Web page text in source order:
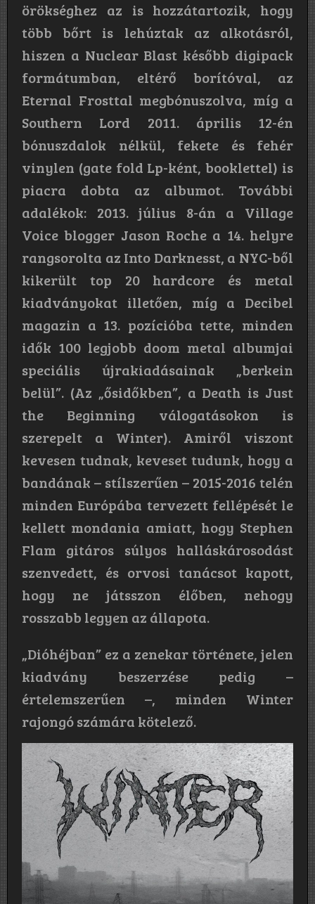
örökséghez az is hozzátartozik, hogy
több bőrt is lehúztak az alkotásról,
hiszen a Nuclear Blast később digipack
formátumban, eltérő borítóval, az
Eternal Frosttal megbónuszolva, míg a
Southern Lord 2011. április 12-én
bónuszdalok nélkül, fekete és fehér
vinylen (gate fold Lp-ként, booklettel) is
piacra dobta az albumot. További
adalékok: 2013. július 8-án a Village
Voice blogger Jason Roche a 14. helyre
rangsorolta az Into Darknesst, a NYC-ből
kikerült top 20 hardcore és metal
kiadványokat illetően, míg a Decibel
magazin a 13. pozícióba tette, minden
idők 100 legjobb doom metal albumjai
speciális újrakiadásainak „berkein
belül”. (Az „ősidőkben”, a Death is Just
the Beginning válogatásokon is
szerepelt a Winter). Amiről viszont
kevesen tudnak, keveset tudunk, hogy a
bandának – stílszerűen – 2015-2016 telén
minden Európába tervezett fellépését le
kellett mondania amiatt, hogy Stephen
Flam gitáros súlyos halláskárosodást
szenvedett, és orvosi tanácsot kapott,
hogy ne játsszon élőben, nehogy
rosszabb legyen az állapota.
„Dióhéjban” ez a zenekar története, jelen
kiadvány beszerzése pedig –
értelemszerűen –, minden Winter
rajongó számára kötelező.